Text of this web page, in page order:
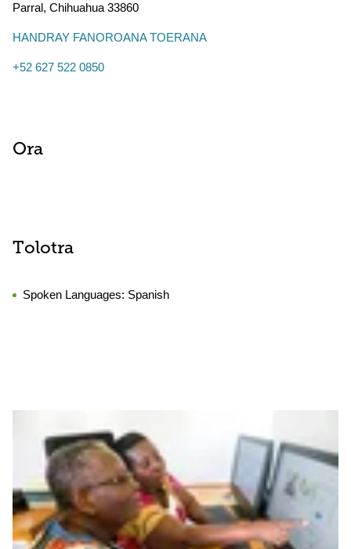
Parral, Chihuahua 33860
HANDRAY FANOROANA TOERANA
+52 627 522 0850
Ora
Tolotra
Spoken Languages: Spanish